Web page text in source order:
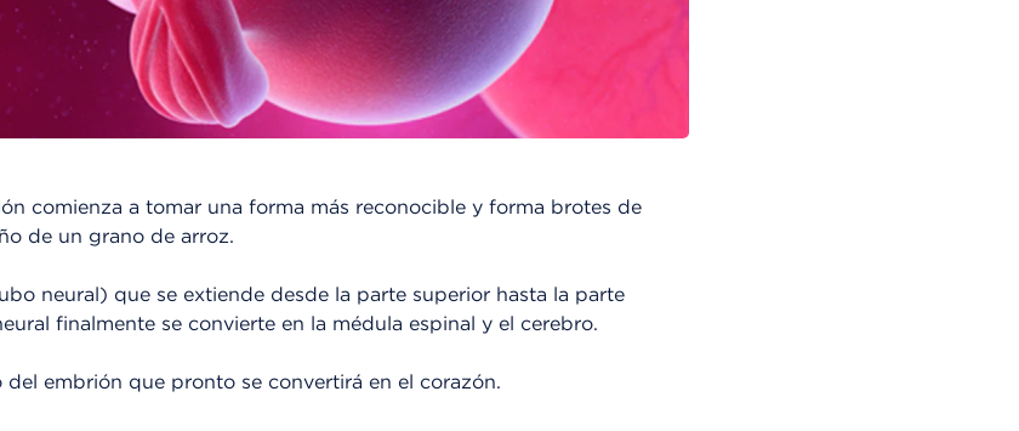
comienza a tomar una forma más reconocible y forma brotes de
de un grano de arroz.
neural) que se extiende desde la parte superior hasta la parte
finalmente se convierte en la médula espinal y el cerebro.
embrión que pronto se convertirá en el corazón.